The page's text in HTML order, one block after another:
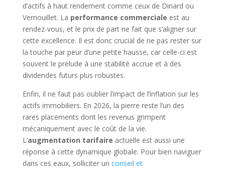
d’actifs à haut rendement comme ceux de Dinard ou
Vernouillet. La performance commerciale est au
rendez-vous, et le prix de part ne fait que s’aligner sur
cette excellence. Il est donc crucial de ne pas rester sur
la touche par peur d’une petite hausse, car celle-ci est
souvent le prélude à une stabilité accrue et à des
dividendes futurs plus robustes.
Enfin, il ne faut pas oublier l’impact de l’inflation sur les
actifs immobiliers. En 2026, la pierre reste l’un des
rares placements dont les revenus grimpent
mécaniquement avec le coût de la vie.
L’augmentation tarifaire actuelle est aussi une
réponse à cette dynamique globale. Pour bien naviguer
dans ces eaux, solliciter un conseil et